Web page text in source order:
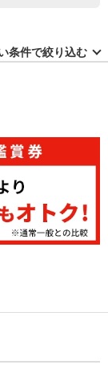
条件で絞り込む